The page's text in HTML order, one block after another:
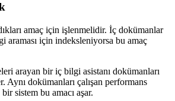
amaç için işlenmelidir. İç dokümanlar
araması için indeksleniyorsa bu amaç
arayan bir iç bilgi asistanı dokümanları
Aynı dokümanları çalışan performans
sistem bu amacı aşar.